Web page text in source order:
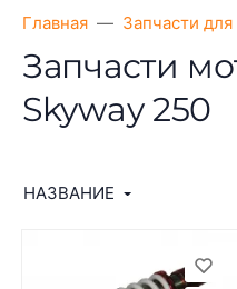
Главная Запчасти
Запчасти
Skyway 250
НАЗВАНИЕ